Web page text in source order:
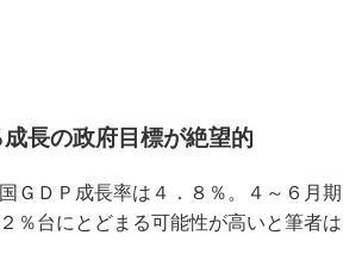
長の政府目標が絶望的
ＧＤＰ成長率は４．８％。４～６月期
％台にとどまる可能性が高いと筆者は